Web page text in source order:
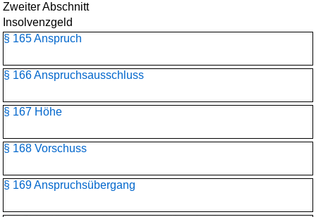
Zweiter Abschnitt
Insolvenzgeld
§ 165 Anspruch
§ 166 Anspruchsausschluss
§ 167 Höhe
§ 168 Vorschuss
§ 169 Anspruchsübergang